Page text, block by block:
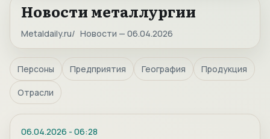
Новости металлургии
Metaldaily.ru Новости — 06.04.2026
Персоны Предприятия География Продукция
Отрасли
06.04.2026 - 06:28